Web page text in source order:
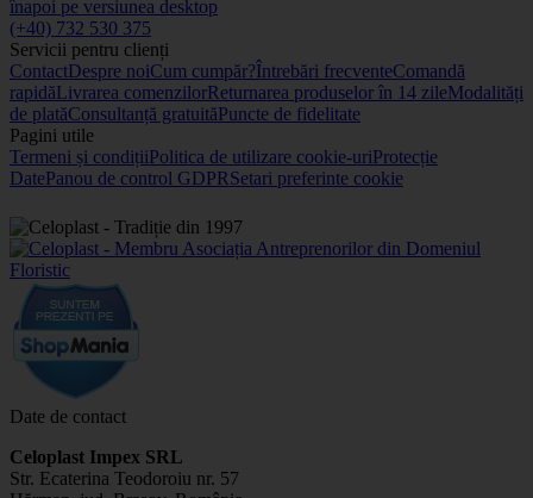
înapoi pe versiunea desktop
(+40) 732 530 375
Servicii pentru clienți
ContactDespre noiCum cumpăr?Întrebări frecventeComandă
rapidăLivrarea comenzilorReturnarea produselor în 14 zileModalități
de platăConsultanță gratuităPuncte de fidelitate
Pagini utile
Termeni și condițiiPolitica de utilizare cookie-uriProtecție
DatePanou de control GDPRSetari preferinte cookie
Date de contact
Celoplast Impex SRL
Str. Ecaterina Teodoroiu nr. 57